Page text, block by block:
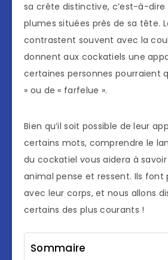
sa crête distinctive, c’est-à-dire
plumes situées près de sa tête.
contrastent souvent avec la
donnent aux cockatiels une
certaines personnes pourraient
» ou de « farfelue ».
Bien qu’il soit possible de leur
certains mots, comprendre le
du cockatiel vous aidera à
animal pense et ressent. Ils font
avec leur corps, et nous allons
certains des plus courants !
Sommaire